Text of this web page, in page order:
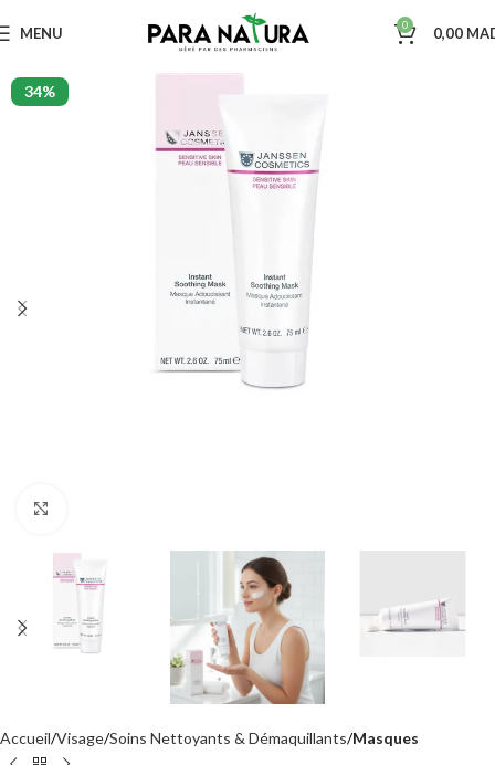
MENU 0 0,00
34%
Accueil Visage Soins Nettoyants & Démaquillants Masques